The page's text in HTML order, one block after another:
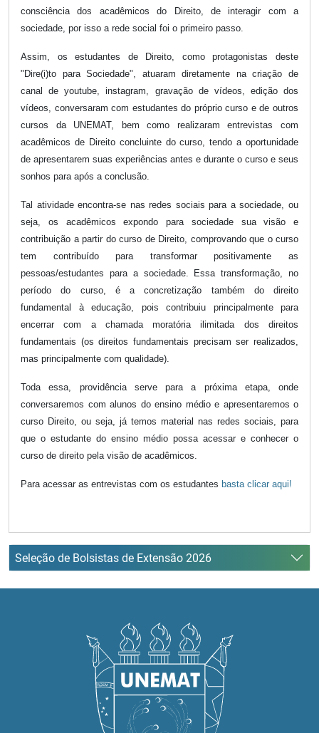
consciência dos acadêmicos do Direito, de interagir com a
sociedade, por isso a rede social foi o primeiro passo.
Assim, os estudantes de Direito, como protagonistas deste
"Dire(i)to para Sociedade", atuaram diretamente na criação de
canal de youtube, instagram, gravação de vídeos, edição dos
vídeos, conversaram com estudantes do próprio curso e de outros
cursos da UNEMAT, bem como realizaram entrevistas com
acadêmicos de Direito concluinte do curso, tendo a oportunidade
de apresentarem suas experiências antes e durante o curso e seus
sonhos para após a conclusão.
Tal atividade encontra-se nas redes sociais para a sociedade, ou
seja, os acadêmicos expondo para sociedade sua visão e
contribuição a partir do curso de Direito, comprovando que o curso
tem contribuído para transformar positivamente as
pessoas/estudantes para a sociedade. Essa transformação, no
período do curso, é a concretização também do direito
fundamental à educação, pois contribuiu principalmente para
encerrar com a chamada moratória ilimitada dos direitos
fundamentais (os direitos fundamentais precisam ser realizados,
mas principalmente com qualidade).
Toda essa, providência serve para a próxima etapa, onde
conversaremos com alunos do ensino médio e apresentaremos o
curso Direito, ou seja, já temos material nas redes sociais, para
que o estudante do ensino médio possa acessar e conhecer o
curso de direito pela visão de acadêmicos.
Para acessar as entrevistas com os estudantes basta clicar aqui!
Seleção de Bolsistas de Extensão 2026